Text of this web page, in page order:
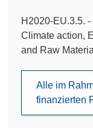
H2020-EU.3.5.
Climate action,
and Raw
Alle im
finanzierten